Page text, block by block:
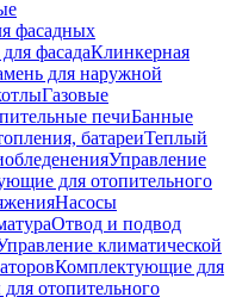
фасадных
фасадаКлинкерная
для наружной
Газовые
печиБанные
батареиТеплый
Управление
для отопительного
Насосы
Отвод и подвод
климатической
Комплектующие для
отопительного